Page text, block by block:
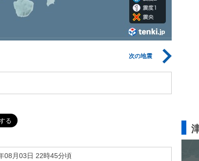
次の地震
08月03日 22時45分頃